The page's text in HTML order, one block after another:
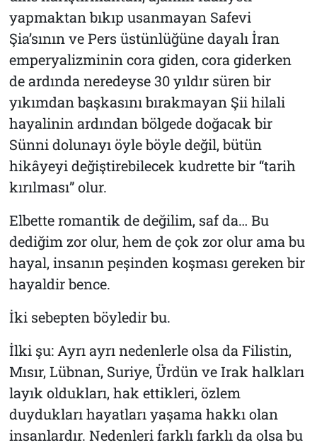
yapmaktan bıkıp usanmayan Safevi
Şia’sının ve Pers üstünlüğüne dayalı İran
emperyalizminin cora giden, cora giderken
de ardında neredeyse 30 yıldır süren bir
yıkımdan başkasını bırakmayan Şii hilali
hayalinin ardından bölgede doğacak bir
Sünni dolunayı öyle böyle değil, bütün
hikâyeyi değiştirebilecek kudrette bir “tarih
kırılması” olur.
Elbette romantik de değilim, saf da… Bu
dediğim zor olur, hem de çok zor olur ama bu
hayal, insanın peşinden koşması gereken bir
hayaldir bence.
İki sebepten böyledir bu.
İlki şu: Ayrı ayrı nedenlerle olsa da Filistin,
Mısır, Lübnan, Suriye, Ürdün ve Irak halkları
layık oldukları, hak ettikleri, özlem
duydukları hayatları yaşama hakkı olan
insanlardır. Nedenleri farklı farklı da olsa bu